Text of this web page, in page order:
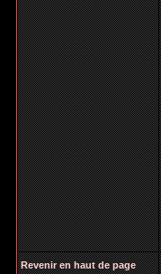
Revenir en haut de page